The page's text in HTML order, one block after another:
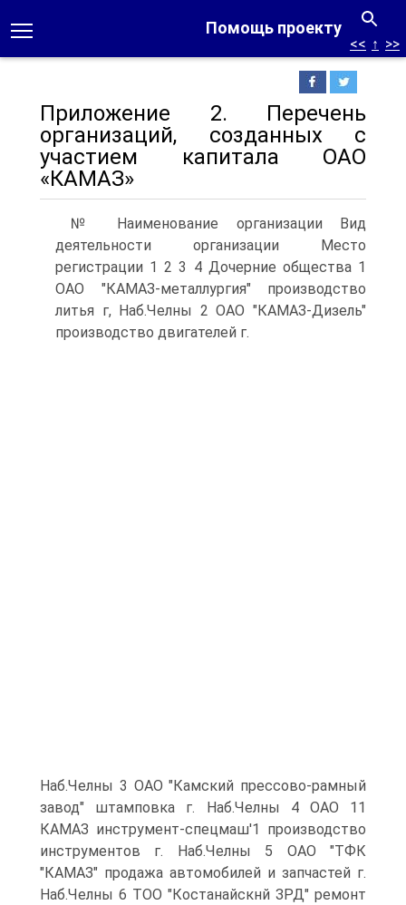
Помощь проекту
<< ↑ >>
Приложение 2. Перечень
организаций, созданных с
участием капитала ОАО
«КАМАЗ»
№ Наименование организации Вид
деятельности организации Место
регистрации 1 2 3 4 Дочерние общества 1
ОАО "КАМАЗ-металлургия" производство
литья г, Наб.Челны 2 ОАО "КАМАЗ-Дизель"
производство двигателей г.
Наб.Челны 3 ОАО "Камский прессово-рамный
завод" штамповка г. Наб.Челны 4 ОАО 11
КАМАЗ инструмент-спецмаш'1 производство
инструментов г. Наб.Челны 5 ОАО "ТФК
"КАМАЗ" продажа автомобилей и запчастей г.
Наб.Челны 6 ТОО "Костанайскнй ЗРД" ремонт